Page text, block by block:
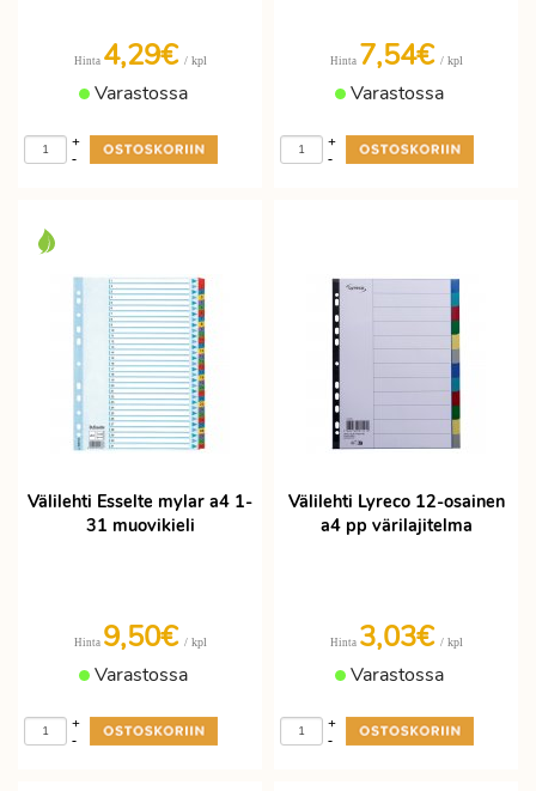
Hinta 4,29€ / kpl
Varastossa
-
+
Hinta 7,54€ / kpl
Varastossa
-
+
Välilehti Esselte mylar a4 1-
31 muovikieli
Hinta 9,50€ / kpl
Varastossa
-
+
Välilehti Lyreco 12-osainen
a4 pp värilajitelma
Hinta 3,03€ / kpl
Varastossa
-
+